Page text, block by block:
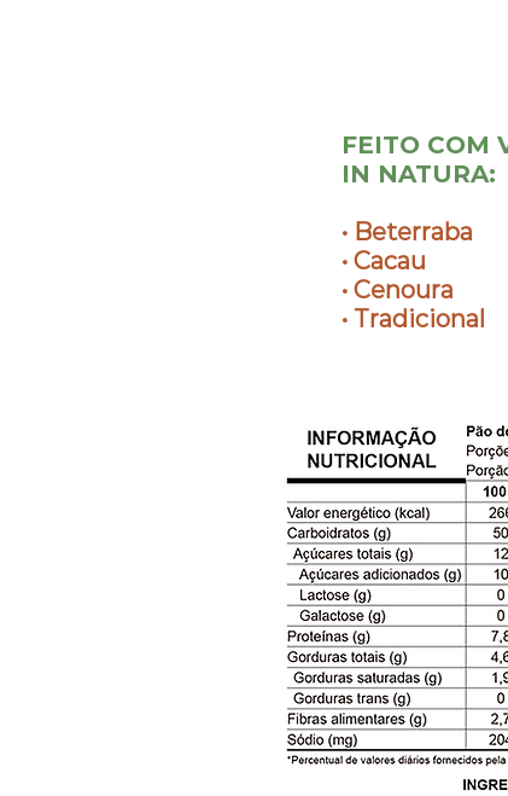
FEITO COM
IN NATURA:
• Beterraba
• Cacau
• Cenoura
• Tradicional